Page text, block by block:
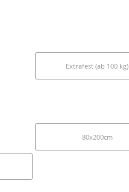
Extrafest (ab 100 kg)
80x200cm